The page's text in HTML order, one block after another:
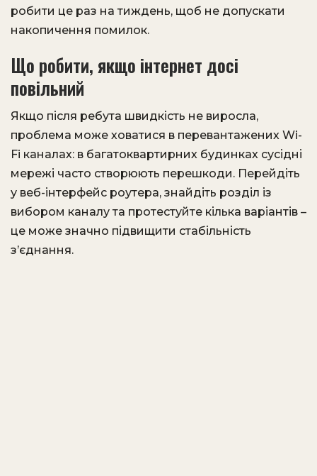
робити це раз на тиждень, щоб не допускати
накопичення помилок.
Що робити, якщо інтернет досі
повільний
Якщо після ребута швидкість не виросла,
проблема може ховатися в перевантажених Wi-
Fi каналах: в багатоквартирних будинках сусідні
мережі часто створюють перешкоди. Перейдіть
у веб-інтерфейс роутера, знайдіть розділ із
вибором каналу та протестуйте кілька варіантів –
це може значно підвищити стабільність
з’єднання.